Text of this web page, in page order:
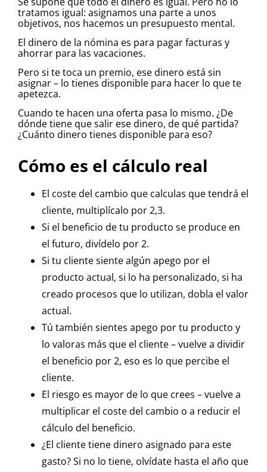
tratamos igual: asignamos una parte a unos
objetivos, nos hacemos un presupuesto mental.
El dinero de la nómina es para pagar facturas y
ahorrar para las vacaciones.
Pero si te toca un premio, ese dinero está sin
asignar – lo tienes disponible para hacer lo que te
apetezca.
Cuando te hacen una oferta pasa lo mismo. ¿De
dónde tiene que salir ese dinero, de qué partida?
¿Cuánto dinero tienes disponible para eso?
Cómo es el cálculo real
El coste del cambio que calculas que tendrá el
cliente, multiplícalo por 2,3.
Si el beneficio de tu producto se produce en
el futuro, divídelo por 2.
Si tu cliente siente algún apego por el
producto actual, si lo ha personalizado, si ha
creado procesos que lo utilizan, dobla el valor
actual.
Tú también sientes apego por tu producto y
lo valoras más que el cliente – vuelve a dividir
el beneficio por 2, eso es lo que percibe el
cliente.
El riesgo es mayor de lo que crees – vuelve a
multiplicar el coste del cambio o a reducir el
cálculo del beneficio.
¿El cliente tiene dinero asignado para este
gasto? Si no lo tiene, olvídate hasta el año que